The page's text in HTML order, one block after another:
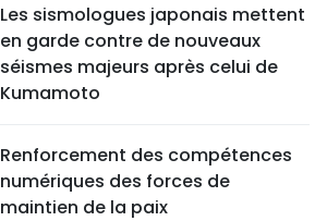
Les sismologues japonais mettent
en garde contre de nouveaux
séismes majeurs après celui de
Kumamoto
Renforcement des compétences
numériques des forces de
maintien de la paix